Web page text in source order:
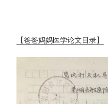
【爸爸妈妈医学论文目录】